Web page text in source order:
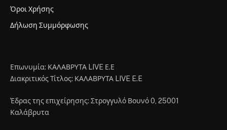
Όροι Χρήσης
Δήλωση Συμμόρφωσης
Επωνυμία: ΚΑΛΑΒΡΥΤΑ LIVE Ε.Ε
Διακριτικός Τίτλος: ΚΑΛΑΒΡΥΤΑ LIVE E.E
Έδρας της επιχείρησης: Στρογγυλό Βουνό 0, 25001
Καλάβρυτα